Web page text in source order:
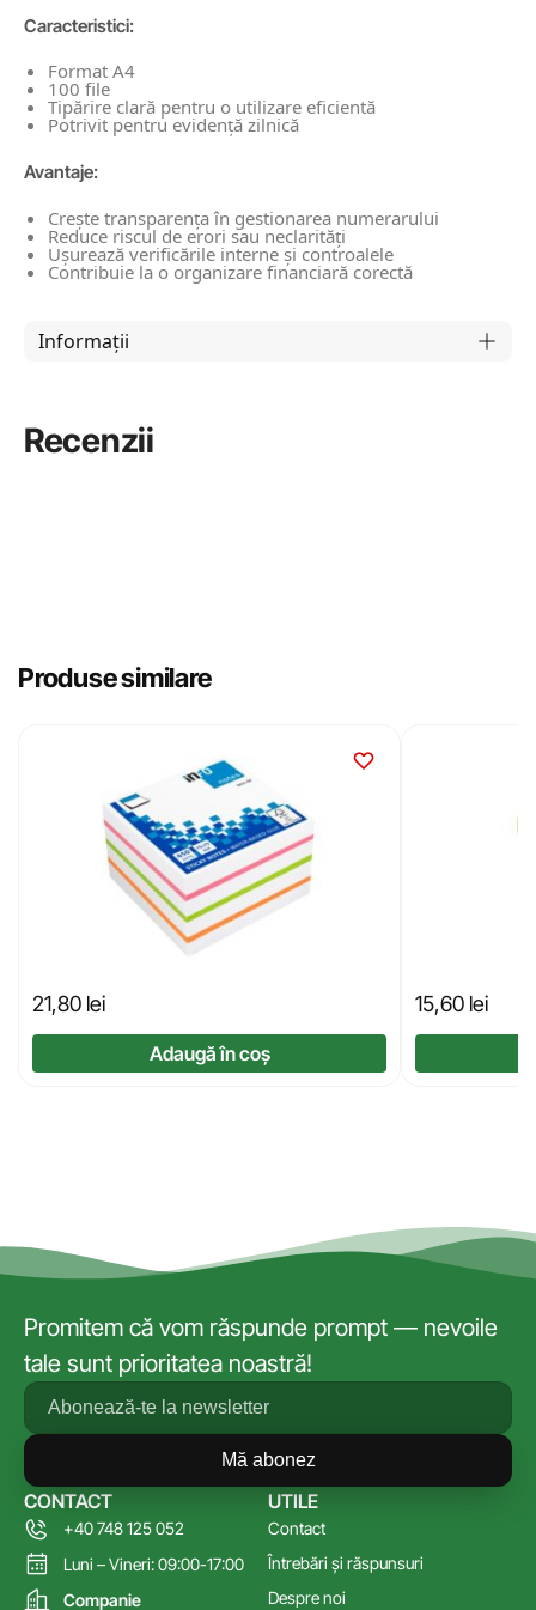
Caracteristici:
Format A4
100 file
Tipărire clară pentru o utilizare eficientă
Potrivit pentru evidență zilnică
Avantaje:
Crește transparența în gestionarea numerarului
Reduce riscul de erori sau neclarități
Ușurează verificările interne și controalele
Contribuie la o organizare financiară corectă
Informații
Recenzii
Produse similare
21,80 lei
Adaugă în coș
15,60 lei
Promitem că vom răspunde prompt — nevoile
tale sunt prioritatea noastră!
Mă abonez
UTILE
Contact
Întrebări și răspunsuri
Despre noi
CONTACT
+40 748 125 052
Luni – Vineri: 09:00-17:00
Companie